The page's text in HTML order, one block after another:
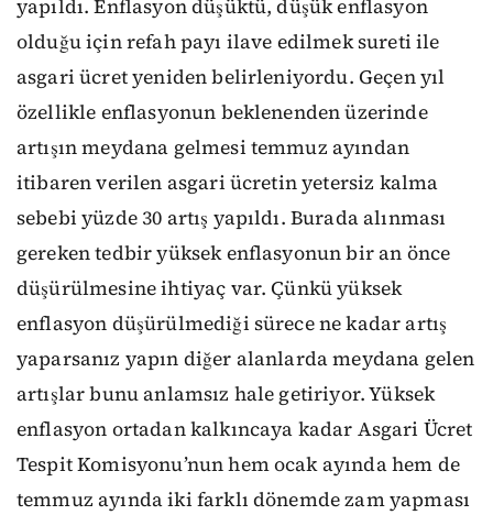
yapıldı. Enflasyon düşüktü, düşük enflasyon
olduğu için refah payı ilave edilmek sureti ile
asgari ücret yeniden belirleniyordu. Geçen yıl
özellikle enflasyonun beklenenden üzerinde
artışın meydana gelmesi temmuz ayından
itibaren verilen asgari ücretin yetersiz kalma
sebebi yüzde 30 artış yapıldı. Burada alınması
gereken tedbir yüksek enflasyonun bir an önce
düşürülmesine ihtiyaç var. Çünkü yüksek
enflasyon düşürülmediği sürece ne kadar artış
yaparsanız yapın diğer alanlarda meydana gelen
artışlar bunu anlamsız hale getiriyor. Yüksek
enflasyon ortadan kalkıncaya kadar Asgari Ücret
Tespit Komisyonu’nun hem ocak ayında hem de
temmuz ayında iki farklı dönemde zam yapması